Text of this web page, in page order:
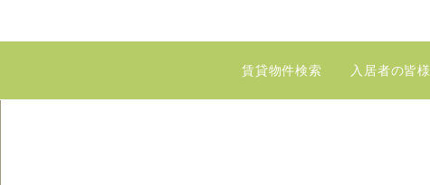
賃貸物件検索 入居者の皆様